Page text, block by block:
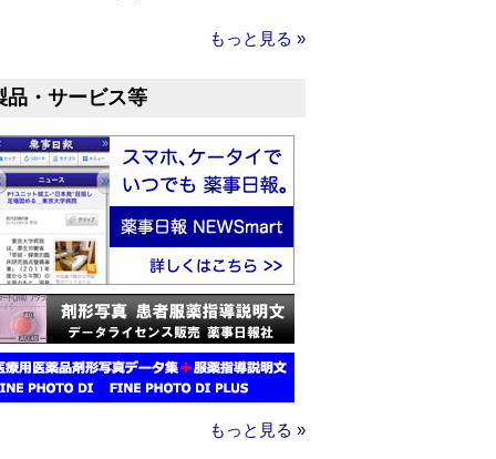
もっと見る »
品・サービス等
もっと見る »